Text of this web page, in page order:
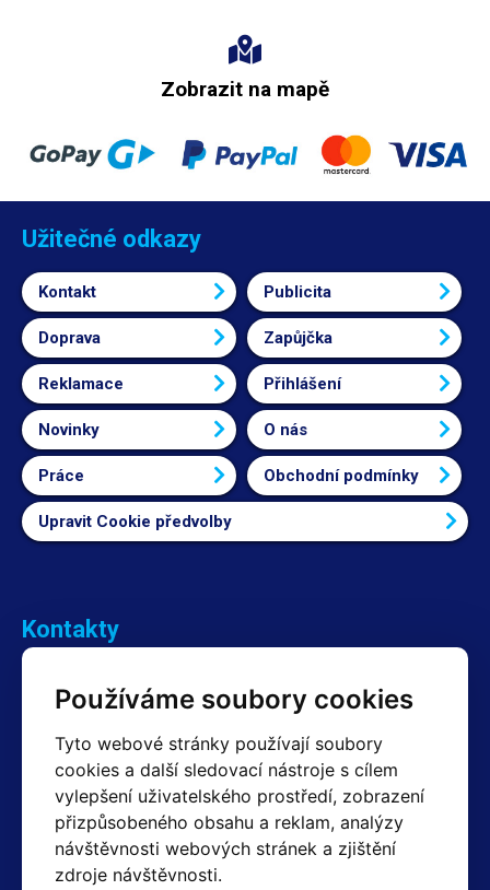
Používáme soubory cookies
Tyto webové stránky používají soubory
cookies a další sledovací nástroje s cílem
vylepšení uživatelského prostředí, zobrazení
přizpůsobeného obsahu a reklam, analýzy
návštěvnosti webových stránek a zjištění
zdroje návštěvnosti.
Zobrazit na mapě
Užitečné odkazy
Kontakt Publicita
Doprava Zapůjčka
Reklamace Přihlášení
Novinky O nás
Práce Obchodní podmínky
Upravit Cookie předvolby
Kontakty
+420 603 357 606 +420 605 234 204
Fakturační a expediční oddělení
+420 605 259 759 (Po–Pá: 7:30 – 15:00)
Technické oddělení
+420 603 355 085 (Po–Pá: 8:00 – 16:00)
servis@hotair.cz